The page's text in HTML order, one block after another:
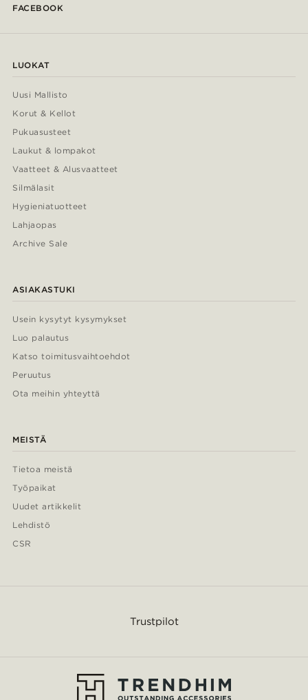
FACEBOOK
LUOKAT
Uusi Mallisto
Korut & Kellot
Pukuasusteet
Laukut & lompakot
Vaatteet & Alusvaatteet
Silmälasit
Hygieniatuotteet
Lahjaopas
Archive Sale
ASIAKASTUKI
Usein kysytyt kysymykset
Luo palautus
Katso toimitusvaihtoehdot
Peruutus
Ota meihin yhteyttä
MEISTÄ
Tietoa meistä
Työpaikat
Uudet artikkelit
Lehdistö
CSR
Trustpilot